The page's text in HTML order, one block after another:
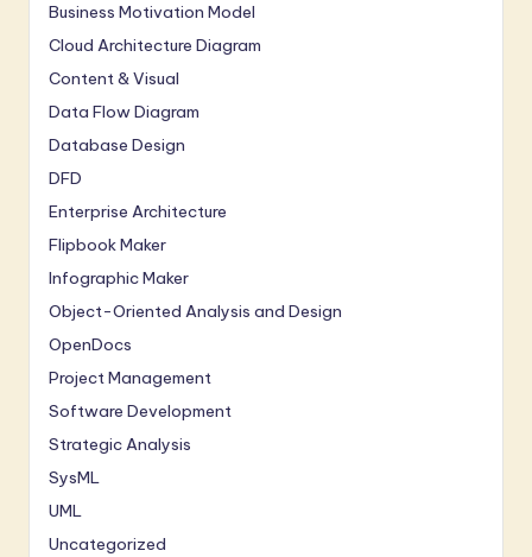
Business Motivation Model
Cloud Architecture Diagram
Content & Visual
Data Flow Diagram
Database Design
DFD
Enterprise Architecture
Flipbook Maker
Infographic Maker
Object-Oriented Analysis and Design
OpenDocs
Project Management
Software Development
Strategic Analysis
SysML
UML
Uncategorized